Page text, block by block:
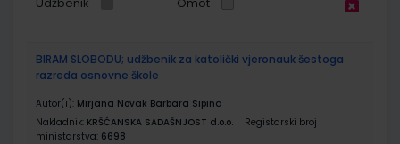
BIRAM SLOBODU; udžbenik za katolički vjeronauk šestoga
razreda osnovne škole
Autor(i): Mirjana Novak Barbara Sipina
Nakladnik: KRŠĆANSKA SADAŠNJOST d.o.o.
Registarski broj
ministarstva: 6698